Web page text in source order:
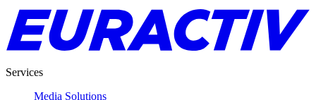
Services
Media Solutions